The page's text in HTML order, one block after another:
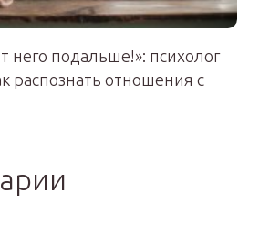
него подальше!»: психолог
распознать отношения с